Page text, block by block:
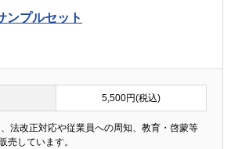
ンプルセット
5,500円(税込)
法改正対応や従業員への周知、教育・啓蒙等
売しています。